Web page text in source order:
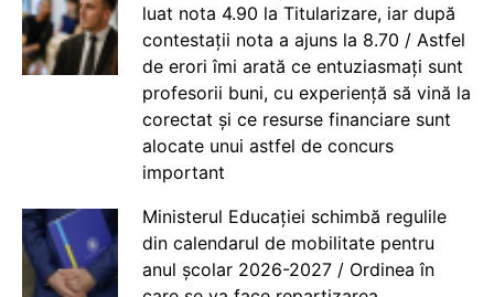
luat nota 4.90 la Titularizare, iar după
contestații nota a ajuns la 8.70 / Astfel
de erori îmi arată ce entuziasmați sunt
profesorii buni, cu experiență să vină la
corectat și ce resurse financiare sunt
alocate unui astfel de concurs
important
Ministerul Educației schimbă regulile
din calendarul de mobilitate pentru
anul școlar 2026-2027 / Ordinea în